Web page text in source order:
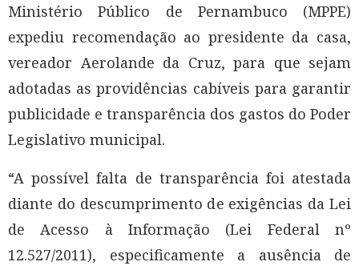
Ministério Público de Pernambuco (MPPE)
expediu recomendação ao presidente da casa,
vereador Aerolande da Cruz, para que sejam
adotadas as providências cabíveis para garantir
publicidade e transparência dos gastos do Poder
Legislativo municipal.
“A possível falta de transparência foi atestada
diante do descumprimento de exigências da Lei
de Acesso à Informação (Lei Federal nº
12.527/2011), especificamente a ausência de